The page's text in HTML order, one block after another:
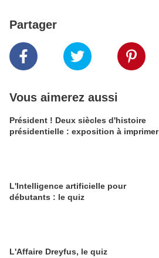
Partager
Vous aimerez aussi
Président ! Deux siècles d'histoire
présidentielle : exposition à imprimer
L'Intelligence artificielle pour
débutants : le quiz
L'Affaire Dreyfus, le quiz